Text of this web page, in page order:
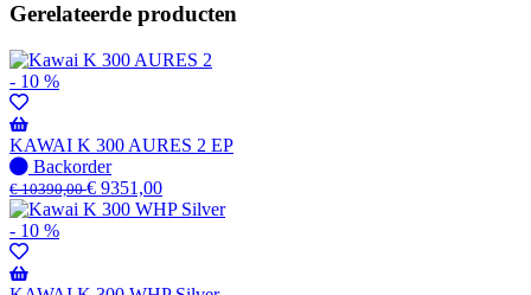
Gerelateerde producten
- 10 %
KAWAI K 300 AURES 2 EP
Niet
op
voorraad
-
Wordt
verzonden
Backorder
€10390,00€ 9351,00
- 10 %